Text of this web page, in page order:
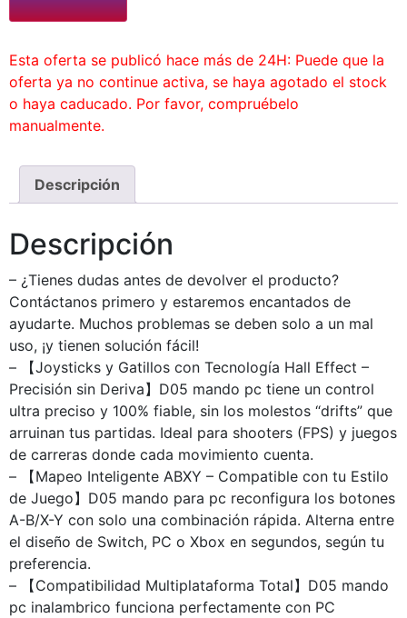
Esta oferta se publicó hace más de 24H: Puede que la
oferta ya no continue activa, se haya agotado el stock
o haya caducado. Por favor, compruébelo
manualmente.
Descripción
Descripción
– ¿Tienes dudas antes de devolver el producto?
Contáctanos primero y estaremos encantados de
ayudarte. Muchos problemas se deben solo a un mal
uso, ¡y tienen solución fácil!
– 【Joysticks y Gatillos con Tecnología Hall Effect –
Precisión sin Deriva】D05 mando pc tiene un control
ultra preciso y 100% fiable, sin los molestos “drifts” que
arruinan tus partidas. Ideal para shooters (FPS) y juegos
de carreras donde cada movimiento cuenta.
– 【Mapeo Inteligente ABXY – Compatible con tu Estilo
de Juego】D05 mando para pc reconfigura los botones
A-B/X-Y con solo una combinación rápida. Alterna entre
el diseño de Switch, PC o Xbox en segundos, según tu
preferencia.
– 【Compatibilidad Multiplataforma Total】D05 mando
pc inalambrico funciona perfectamente con PC